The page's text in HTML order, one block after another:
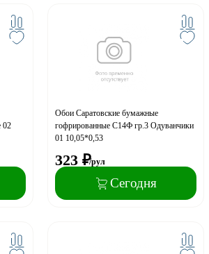
02
Обои Саратовские бумажные
гофрированные С14Ф гр.3 Одуванчики
01 10,05*0,53
323 ₽/рул
Сегодня